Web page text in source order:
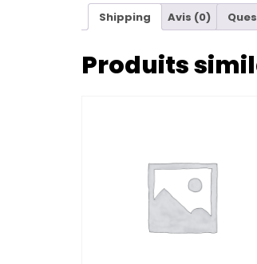
Shipping Avis (0)
Produits